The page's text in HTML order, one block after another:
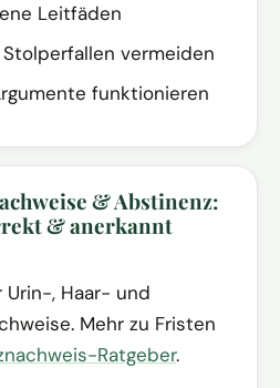
Leitfäden
vermeiden
funktionieren
& Abstinenz:
& anerkannt
Urin-, Haar- und
Mehr zu Fristen
Ratgeber.